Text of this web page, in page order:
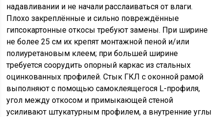
надавливании и не начали расслаиваться от влаги.
Плохо закреплённые и сильно повреждённые
гипсокартонные откосы требуют замены. При ширине
не более 25 см их крепят монтажной пеной и/или
полиуретановым клеем; при большей ширине
требуется соорудить опорный каркас из стальных
оцинкованных профилей. Стык ГКЛ с оконной рамой
выполняют с помощью самоклеящегося L-профиля,
угол между откосом и примыкающей стеной
усиливают штукатурным профилем, а внутренние углы